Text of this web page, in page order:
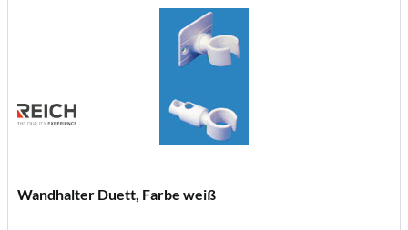
Wandhalter Duett, Farbe weiß